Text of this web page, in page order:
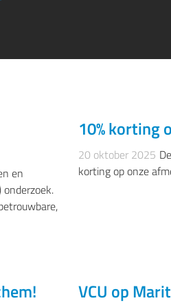
en
10% korting
20 oktober 2025
korting op onze
VCU op